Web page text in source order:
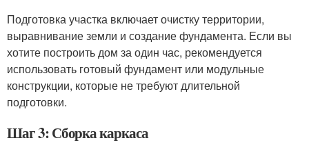
Подготовка участка включает очистку территории,
выравнивание земли и создание фундамента. Если вы
хотите построить дом за один час, рекомендуется
использовать готовый фундамент или модульные
конструкции, которые не требуют длительной
подготовки.
Шаг 3: Сборка каркаса